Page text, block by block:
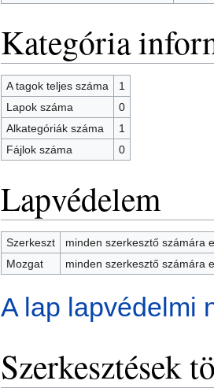
Kategória
A tagok teljes száma
1
Lapok száma
0
Alkategóriák száma
1
Fájlok száma
0
Lapvédelem
Szerkeszt
minden szerkesztő számára
Mozgat
minden szerkesztő számára
A lap lapvédelmi
Szerkesztések